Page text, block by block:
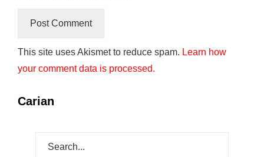
This site uses Akismet to reduce spam. Learn how
your comment data is processed.
Carian